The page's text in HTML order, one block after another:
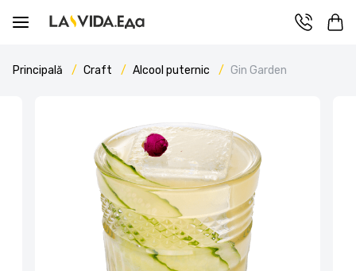
Principală Craft Alcool puternic Gin Garden